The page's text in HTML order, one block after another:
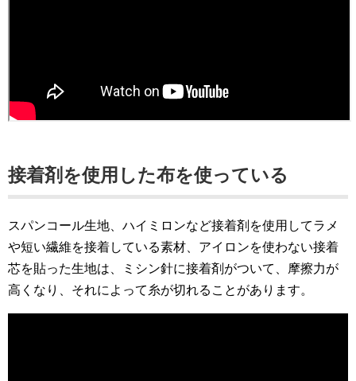
接着剤を使用した布を使っている
スパンコール生地、ハイミロンなど接着剤を使用してラメ
や短い繊維を接着している素材、アイロンを使わない接着
芯を貼った生地は、ミシン針に接着剤がついて、摩擦力が
高くなり、それによって糸が切れることがあります。